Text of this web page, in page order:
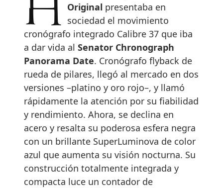
Original presentaba en
sociedad el movimiento
cronógrafo integrado Calibre 37 que iba
a dar vida al Senator Chronograph
Panorama Date. Cronógrafo flyback de
rueda de pilares, llegó al mercado en dos
versiones –platino y oro rojo–, y llamó
rápidamente la atención por su fiabilidad
y rendimiento. Ahora, se declina en
acero y resalta su poderosa esfera negra
con un brillante SuperLuminova de color
azul que aumenta su visión nocturna. Su
construcción totalmente integrada y
compacta luce un contador de